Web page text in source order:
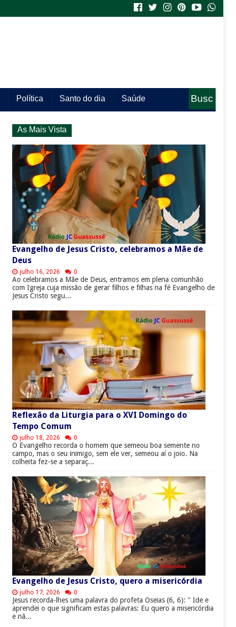
Política Santo do dia Saúde
Busc
As Mais Vista
Evangelho de Jesus Cristo, celebramos a Mãe de
Deus
julho 16, 2026 0
Ao celebramos a Mãe de Deus, entramos em plena comunhão
com Igreja cuja missão de gerar filhos e filhas na fé Evangelho de
Jesus Cristo segu...
Reflexão da Liturgia para o XVI Domingo do
Tempo Comum
julho 18, 2026 0
O Evangelho recorda o homem que semeou boa semente no
campo, mas o seu inimigo, sem ele ver, semeou aí o joio. Na
colheita fez-se a separaç...
Evangelho de Jesus Cristo, quero a misericórdia
julho 17, 2026 0
Jesus recorda-lhes uma palavra do profeta Oseias (6, 6): " Ide e
aprendei o que significam estas palavras: Eu quero a misericórdia
e nã...